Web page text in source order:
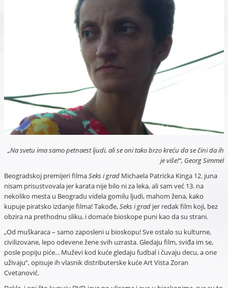
„Na svetu ima samo petnaest ljudi, ali se oni tako brzo kreću da se čini da ih
je više!“, Georg Simmel
Beogradskoj premijeri filmaSeks i grad Michaela Patricka Kinga 12. juna
nisam prisustvovala jer karata nije bilo ni za leka, ali sam već 13. na
nekoliko mesta u Beogradu videla gomilu ljudi, mahom žena, kako
kupuje piratsko izdanje filma! Takođe,Seks i grad jer redak film koji, bez
obzira na prethodnu sliku, i domaće bioskope puni kao da su strani.
„Od muškaraca – samo zaposleni u bioskopu! Sve ostalo su kulturne,
civilizovane, lepo odevene žene svih uzrasta. Gledaju film, sviđa im se,
posle popiju piće... Muževi kod kuće gledaju fudbal i čuvaju decu, a one
uživaju“, opisuje ih vlasnik distributerske kuće Art Vista Zoran
Cvetanović.